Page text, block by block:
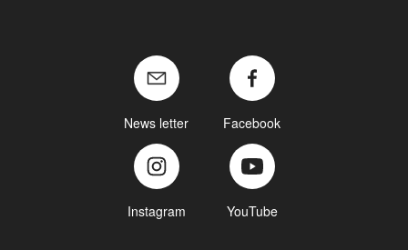
News letter Facebook
Instagram YouTube